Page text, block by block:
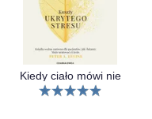
Kiedy ciało mówi nie